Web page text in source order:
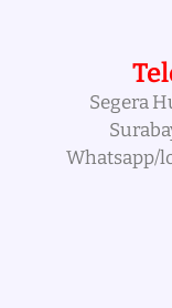
Segera
Whatsapp/